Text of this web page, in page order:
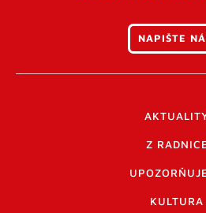
NAPIŠTE
Z RADNICE
KULTURA